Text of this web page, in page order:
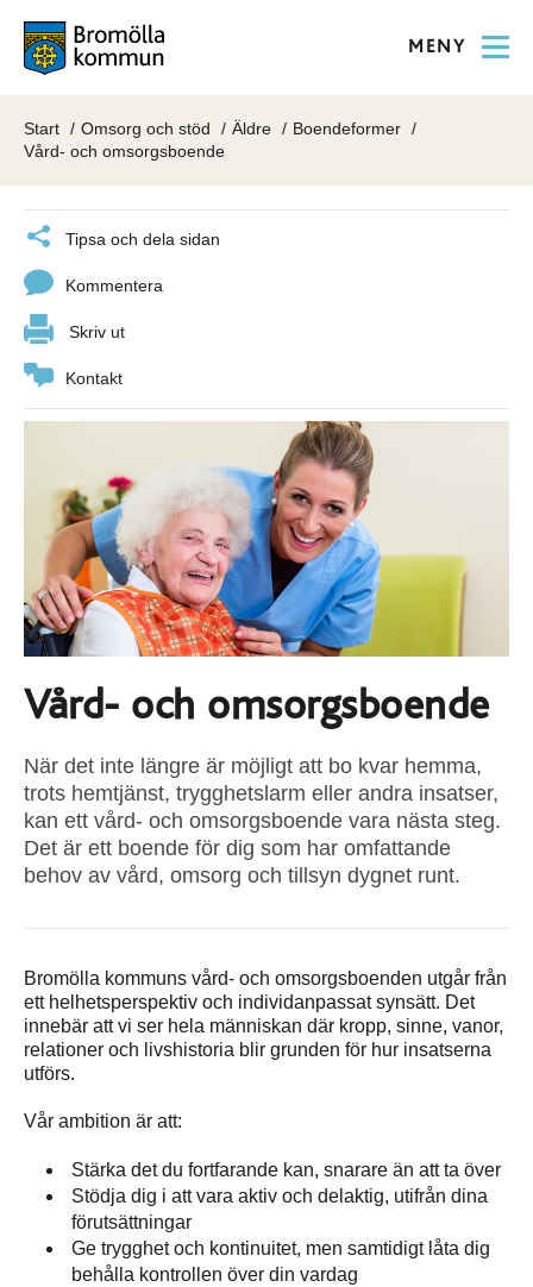
MENY
Start Omsorg och stöd Äldre
Boendeformer
Vård- och omsorgsboende
Tipsa och dela sidan
Kommentera
Skriv ut
Kontakt
Vård- och omsorgsboende
När det inte längre är möjligt att bo kvar hemma,
trots hemtjänst, trygghetslarm eller andra insatser,
kan ett vård- och omsorgsboende vara nästa steg.
Det är ett boende för dig som har omfattande
behov av vård, omsorg och tillsyn dygnet runt.
Bromölla kommuns vård- och omsorgsboenden utgår från
ett helhetsperspektiv och individanpassat synsätt. Det
innebär att vi ser hela människan där kropp, sinne, vanor,
relationer och livshistoria blir grunden för hur insatserna
utförs.
Vår ambition är att:
Stärka det du fortfarande kan, snarare än att ta över
Stödja dig i att vara aktiv och delaktig, utifrån dina
förutsättningar
Ge trygghet och kontinuitet, men samtidigt låta dig
behålla kontrollen över din vardag